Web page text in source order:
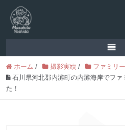
ホーム / 撮影実績 / ファミリ
石川県河北郡内灘町の内灘海岸でフ
た！